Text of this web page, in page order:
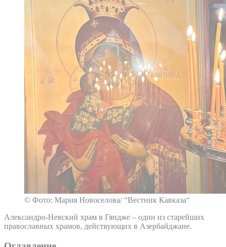
© Фото: Мария Новоселова/ “Вестник Кавказа“
Александро-Невский храм в Гяндже – один из старейших
православных храмов, действующих в Азербайджане.